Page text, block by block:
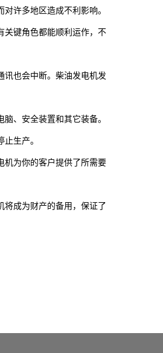
许多地区造成不利影响。
关键角色都能顺利运作，不
讯也会中断。柴油发电机发
、安全装置和其它装备。
生产。
机为你的客户提供了所需要
将成为财产的备用，保证了